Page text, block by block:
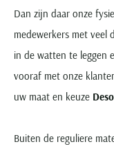
Dan zijn daar onze
medewerkers met
in de watten te leggen
vooraf met onze
uw maat en keuze
Buiten de reguliere